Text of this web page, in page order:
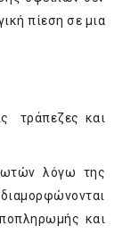
πίεση σε μια
τράπεζες και
λόγω της
και